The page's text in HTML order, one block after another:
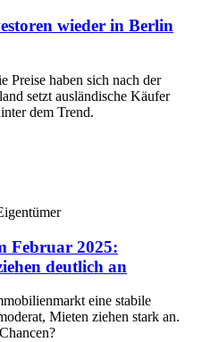
wieder in Berlin
Preise haben sich nach der
setzt ausländische Käufer
dem Trend.
Februar 2025:
deutlich an
eine stabile
Mieten ziehen stark an.